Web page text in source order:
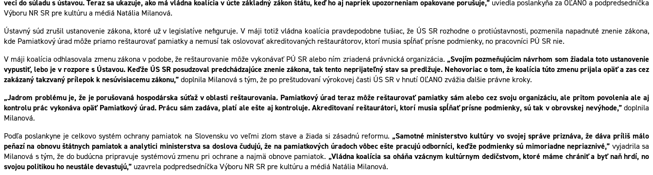
veci do súladu s ústavou. Teraz sa ukazuje, ako má vládna koalícia v úcte základný zákon štátu, keď ho aj napriek upozorneniam opakovane porušuje,”uviedla poslankyňa za OĽANO a podpredsedníčka
Výboru NR SR pre kultúru a médiá Natália Milanová.
Ústavný súd zrušil ustanovenie zákona, ktoré už v legislatíve nefiguruje. V máji totiž vládna koalícia pravdepodobne tušiac, že ÚS SR rozhodne o protiústavnosti, pozmenila napadnuté znenie zákona,
kde Pamiatkový úrad môže priamo reštaurovať pamiatky a nemusí tak oslovovať akreditovaných reštaurátorov, ktorí musia spĺňať prísne podmienky, no pracovníci PÚ SR nie.
V máji koalícia odhlasovala zmenu zákona v podobe, že reštaurovanie môže vykonávať PÚ SR alebo ním zriadená právnická organizácia. „Svojím pozmeňujúcim návrhom som žiadala toto ustanovenie
vypustiť, lebo je v rozpore s Ústavou. Keďže ÚS SR posudzoval predchádzajúce znenie zákona, tak tento neprijateľný stav sa predlžuje. Nehovoriac o tom, že koalícia túto zmenu prijala opäť a zas cez
zakázaný takzvaný prílepok k nesúvisiacemu zákonu,”doplnila Milanová s tým, že po preštudovaní výrokovej časti ÚS SR v hnutí OĽANO zvážia ďalšie právne kroky.
„Jadrom problému je, že je porušovaná hospodárska súťaž v oblasti reštaurovania. Pamiatkový úrad teraz môže reštaurovať pamiatky sám alebo cez svoju organizáciu, ale pritom povolenia ale aj
kontrolu prác vykonáva opäť Pamiatkový úrad. Prácu sám zadáva, platí ale ešte aj kontroluje. Akreditovaní reštaurátori, ktorí musia spĺňať prísne podmienky, sú tak v obrovskej nevýhode,”doplnila
Milanová.
Podľa poslankyne je celkovo systém ochrany pamiatok na Slovensku vo veľmi zlom stave a žiada si zásadnú reformu. „Samotné ministerstvo kultúry vo svojej správe priznáva, že dáva príliš málo
peňazí na obnovu štátnych pamiatok a analytici ministerstva sa doslova čudujú, že na pamiatkových úradoch vôbec ešte pracujú odborníci, keďže podmienky sú mimoriadne nepriaznivé,” vyjadrila sa
Milanová s tým, že do budúcna pripravuje systémovú zmenu pri ochrane a najmä obnove pamiatok. „Vládna koalícia sa oháňa vzácnym kultúrnym dedičstvom, ktoré máme chrániť a byť naň hrdí, no
svojou politikou ho neustále devastujú,” uzavrela podpredsedníčka Výboru NR SR pre kultúru a médiá Natália Milanová.